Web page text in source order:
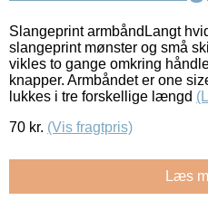
Slangeprint armbåndLangt
slangeprint mønster og små
vikles to gange omkring
knapper. Armbåndet er one
lukkes i tre forskellige længd
70 kr. (Vis fragtpris)
Læs